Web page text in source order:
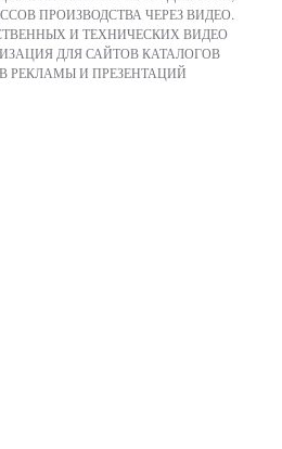
ПРОИЗВОДСТВА ЧЕРЕЗ ВИДЕО.
И ТЕХНИЧЕСКИХ ВИДЕО
ДЛЯ САЙТОВ КАТАЛОГОВ
РЕКЛАМЫ И ПРЕЗЕНТАЦИЙ